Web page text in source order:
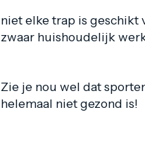
niet elke trap is geschikt
zwaar huishoudelijk
Zie je nou wel dat
helemaal niet gezond is!